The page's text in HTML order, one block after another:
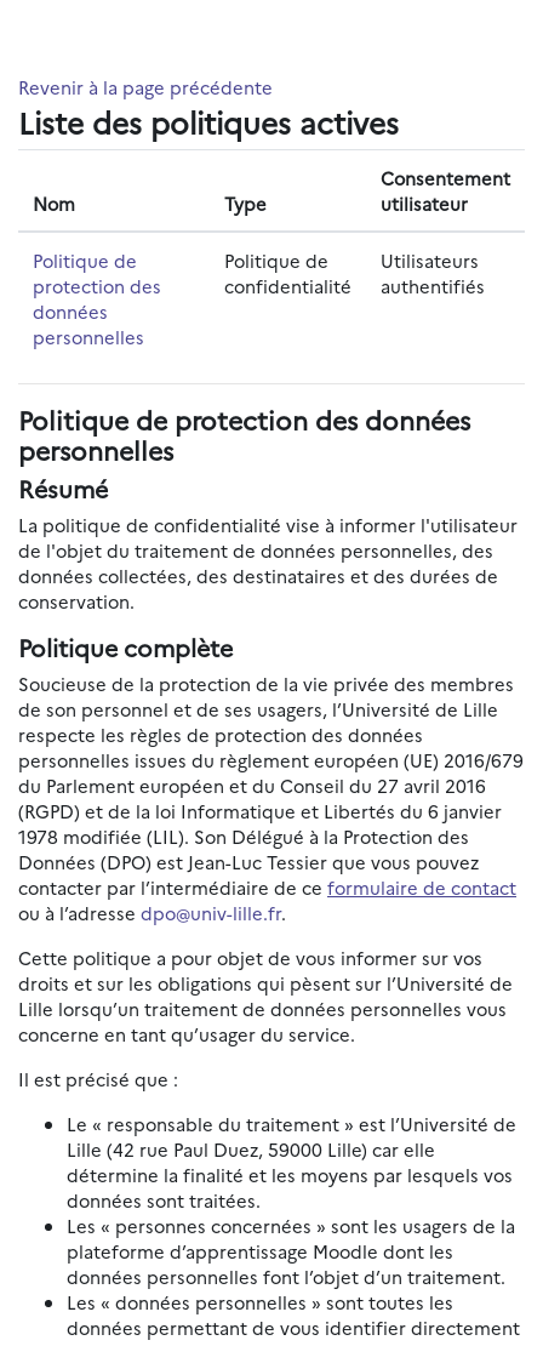
Revenir à la page précédente
Liste des politiques actives
Nom Type
Consentement
utilisateur
Politique de
protection des
données
personnelles
Politique de
confidentialité
Utilisateurs
authentifiés
Politique de protection des données
personnelles
Résumé
La politique de confidentialité vise à informer l'utilisateur
de l'objet du traitement de données personnelles, des
données collectées, des destinataires et des durées de
conservation.
Politique complète
Soucieuse de la protection de la vie privée des membres
de son personnel et de ses usagers, l’Université de Lille
respecte les règles de protection des données
personnelles issues du règlement européen (UE) 2016/679
du Parlement européen et du Conseil du 27 avril 2016
(RGPD) et de la loi Informatique et Libertés du 6 janvier
1978 modifiée (LIL). Son Délégué à la Protection des
Données (DPO) est Jean-Luc Tessier que vous pouvez
contacter par l’intermédiaire de ce formulaire de contact
ou à l’adresse dpo@univ-lille.fr.
Cette politique a pour objet de vous informer sur vos
droits et sur les obligations qui pèsent sur l’Université de
Lille lorsqu’un traitement de données personnelles vous
concerne en tant qu’usager du service.
Il est précisé que :
Le « responsable du traitement » est l’Université de
Lille (42 rue Paul Duez, 59000 Lille) car elle
détermine la finalité et les moyens par lesquels vos
données sont traitées.
Les « personnes concernées » sont les usagers de la
plateforme d’apprentissage Moodle dont les
données personnelles font l’objet d’un traitement.
Les « données personnelles » sont toutes les
données permettant de vous identifier directement